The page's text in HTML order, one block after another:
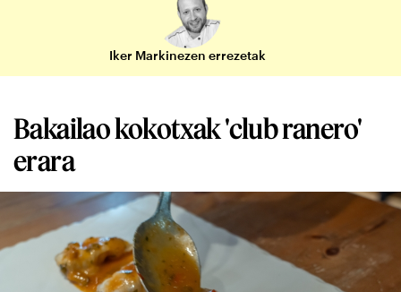
Iker Markinezen errezetak
Bakailao kokotxak 'club ranero'
erara